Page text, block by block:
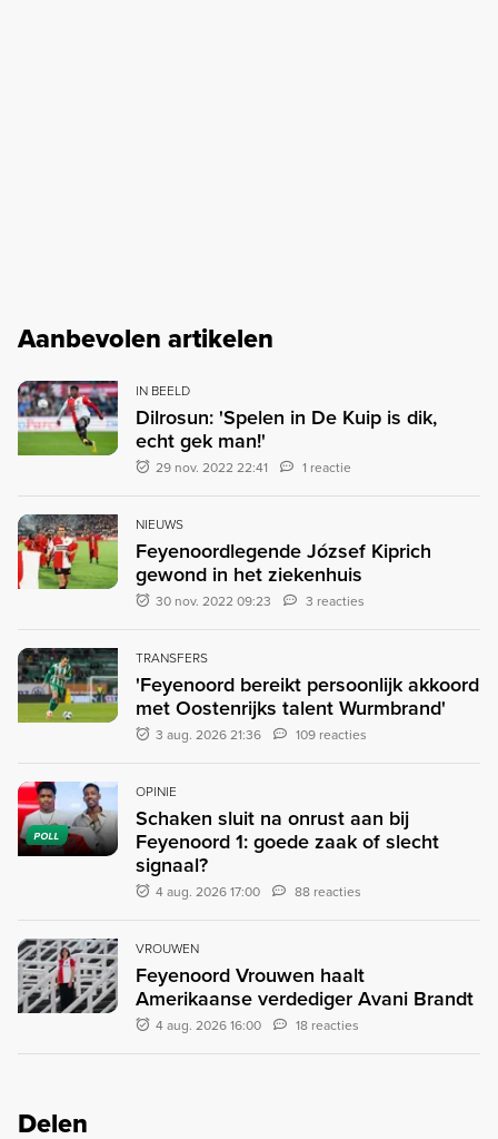
Aanbevolen artikelen
IN BEELD
Dilrosun: 'Spelen in De Kuip is dik,
echt gek man!'
29 nov. 2022 22:41 1 reactie
NIEUWS
Feyenoordlegende József Kiprich
gewond in het ziekenhuis
30 nov. 2022 09:23 3 reacties
TRANSFERS
'Feyenoord bereikt persoonlijk akkoord
met Oostenrijks talent Wurmbrand'
3 aug. 2026 21:36 109 reacties
POLL
OPINIE
Schaken sluit na onrust aan bij
Feyenoord 1: goede zaak of slecht
signaal?
4 aug. 2026 17:00 88 reacties
VROUWEN
Feyenoord Vrouwen haalt
Amerikaanse verdediger Avani Brandt
4 aug. 2026 16:00 18 reacties
Delen